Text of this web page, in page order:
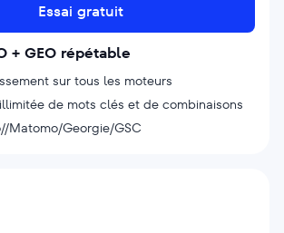
Essai gratuit
+ GEO répétable
sur tous les moteurs
de mots clés et de combinaisons
Matomo/Georgie/GSC